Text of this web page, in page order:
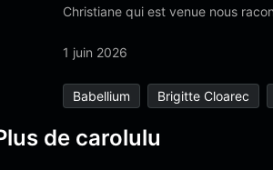
Christiane qui est venue nous
1 juin 2026
Babellium Brigitte Cloarec
de carolulu